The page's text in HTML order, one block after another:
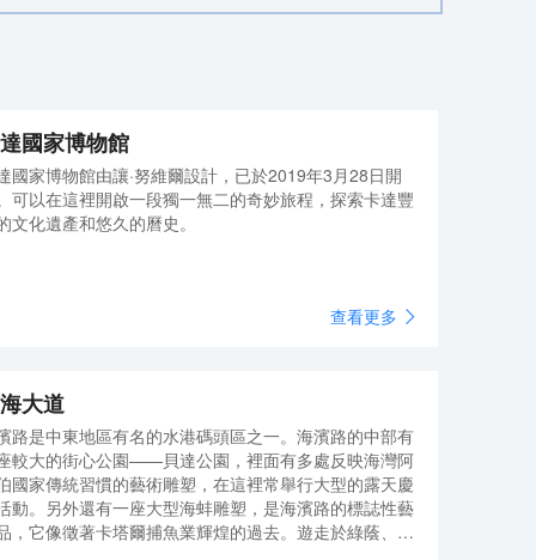
國家博物館
國家博物館由讓·努維爾設計，已於2019年3月28日開
可以在這裡開啟一段獨一無二的奇妙旅程，探索卡達豐
文化遺產和悠久的曆史。
查看更多
大道
路是中東地區有名的水港碼頭區之一。海濱路的中部有
較大的街心公園——貝達公園，裡面有多處反映海灣阿
國家傳統習慣的藝術雕塑，在這裡常舉行大型的露天慶
動。另外還有一座大型海蚌雕塑，是海濱路的標誌性藝
，它像徵著卡塔爾捕魚業輝煌的過去。遊走於綠蔭、沙